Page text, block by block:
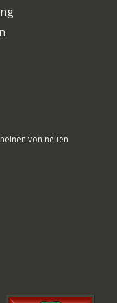
von neuen